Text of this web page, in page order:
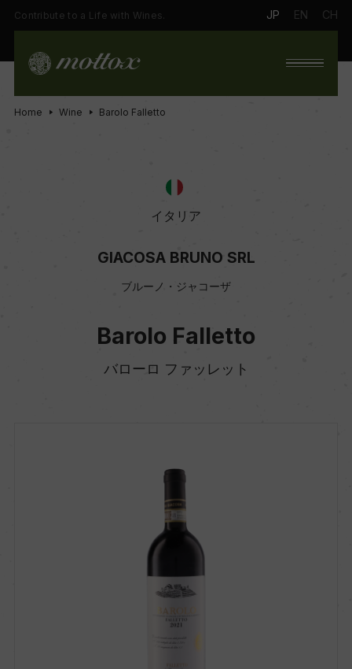
Contribute to a Life with Wines. JP EN CH
Home Wine Barolo Falletto
イタリア
GIACOSA BRUNO SRL
ブルーノ・ジャコーザ
Barolo Falletto
バローロ ファッレット